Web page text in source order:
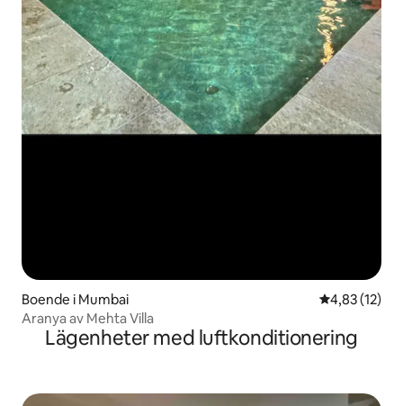
Boende i Mumbai 4,83 av 5 i
4,83 (12)
Aranya av Mehta Villa
Lägenheter med luftkonditionering